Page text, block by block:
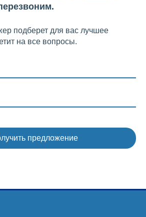
подберет для вас лучшее
на все вопросы.